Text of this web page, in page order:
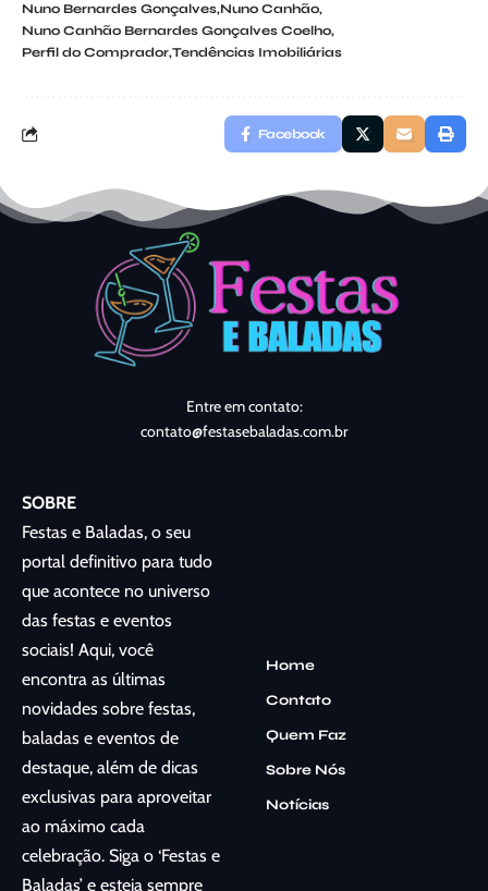
Nuno Bernardes Gonçalves Nuno Canhão
Nuno Canhão Bernardes Gonçalves Coelho
Perfil do Comprador Tendências Imobiliárias
Facebook
Entre em contato:
contato@festasebaladas.com.br
SOBRE
Festas e Baladas, o seu
portal definitivo para tudo
que acontece no universo
das festas e eventos
sociais! Aqui, você
encontra as últimas
novidades sobre festas,
baladas e eventos de
destaque, além de dicas
exclusivas para aproveitar
ao máximo cada
celebração. Siga o ‘Festas e
Baladas’ e esteja sempre
Home
Contato
Quem Faz
Sobre Nós
Notícias